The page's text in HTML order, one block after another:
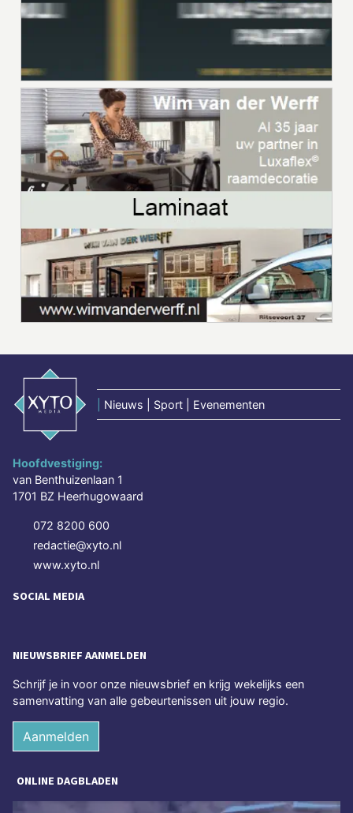
Nieuws | Sport | Evenementen
Hoofdvestiging:
van Benthuizenlaan 1
1701 BZ Heerhugowaard
072 8200 600
redactie@xyto.nl
www.xyto.nl
SOCIAL MEDIA
NIEUWSBRIEF AANMELDEN
Schrijf je in voor onze nieuwsbrief en krijg wekelijks een
samenvatting van alle gebeurtenissen uit jouw regio.
Aanmelden
ONLINE DAGBLADEN